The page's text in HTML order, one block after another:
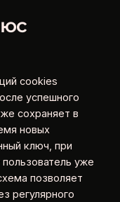
cookies
успешного
сохраняет в
новых
ключ, при
уже
позволяет
регулярного